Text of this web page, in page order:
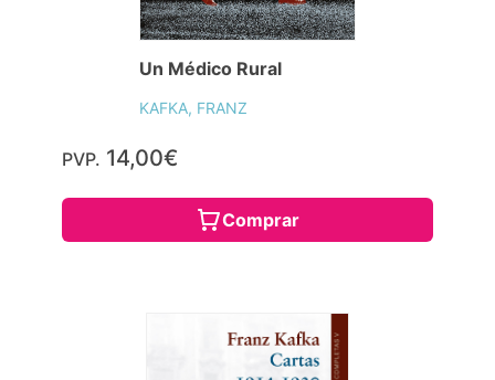
Un Médico Rural
KAFKA, FRANZ
PVP. 14,00€
Comprar